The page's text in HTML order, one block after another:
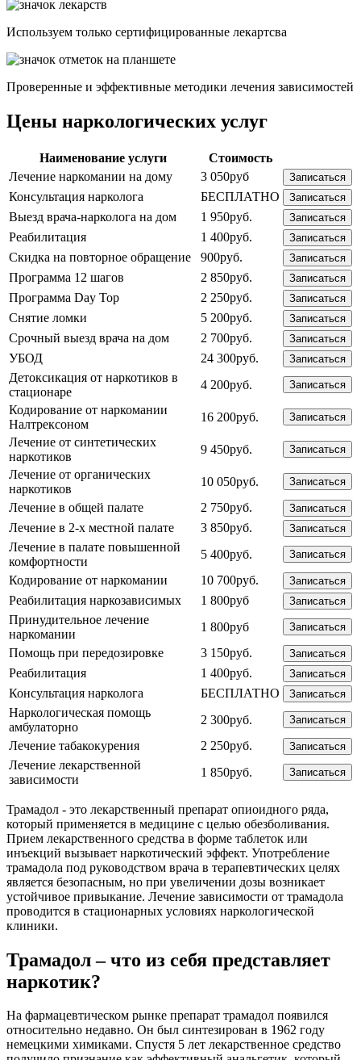
Используем только сертифицированные лекартсва
Проверенные и эффективные методики лечения зависимостей
Цены наркологических услуг
Наименование услуги
Стоимость
Лечение наркомании на дому
3 050руб Записаться
Консультация нарколога БЕСПЛАТНО Записаться
Выезд врача-нарколога на дом 1 950руб. Записаться
Реабилитация 1 400руб. Записаться
Скидка на повторное обращение 900руб. Записаться
Программа 12 шагов 2 850руб. Записаться
Программа Day Top 2 250руб. Записаться
Снятие ломки 5 200руб. Записаться
Срочный выезд врача на дом 2 700руб. Записаться
УБОД 24 300руб. Записаться
Детоксикация от наркотиков в
стационаре
4 200руб. Записаться
Кодирование от наркомании
Налтрексоном
16 200руб. Записаться
Лечение от синтетических
наркотиков
9 450руб. Записаться
Лечение от органических
наркотиков
10 050руб. Записаться
Лечение в общей палате 2 750руб. Записаться
Лечение в 2-х местной палате 3 850руб. Записаться
Лечение в палате повышенной
комфортности
5 400руб. Записаться
Кодирование от наркомании 10 700руб. Записаться
Реабилитация наркозависимых 1 800руб Записаться
Принудительное лечение
наркомании
1 800руб Записаться
Помощь при передозировке 3 150руб. Записаться
Реабилитация 1 400руб. Записаться
Консультация нарколога БЕСПЛАТНО Записаться
Наркологическая помощь
амбулаторно
2 300руб. Записаться
Лечение табакокурения 2 250руб. Записаться
Лечение лекарственной
зависимости
1 850руб. Записаться
Трамадол - это лекарственный препарат опиоидного ряда,
который применяется в медицине с целью обезболивания.
Прием лекарственного средства в форме таблеток или
инъекций вызывает наркотический эффект. Употребление
трамадола под руководством врача в терапевтических целях
является безопасным, но при увеличении дозы возникает
устойчивое привыкание. Лечение зависимости от трамадола
проводится в стационарных условиях наркологической
клиники.
Трамадол – что из себя представляет
наркотик?
На фармацевтическом рынке препарат трамадол появился
относительно недавно. Он был синтезирован в 1962 году
немецкими химиками. Спустя 5 лет лекарственное средство